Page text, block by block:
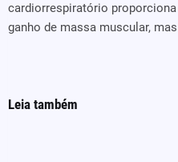
cardiorrespiratório
ganho de massa muscular,
Leia também